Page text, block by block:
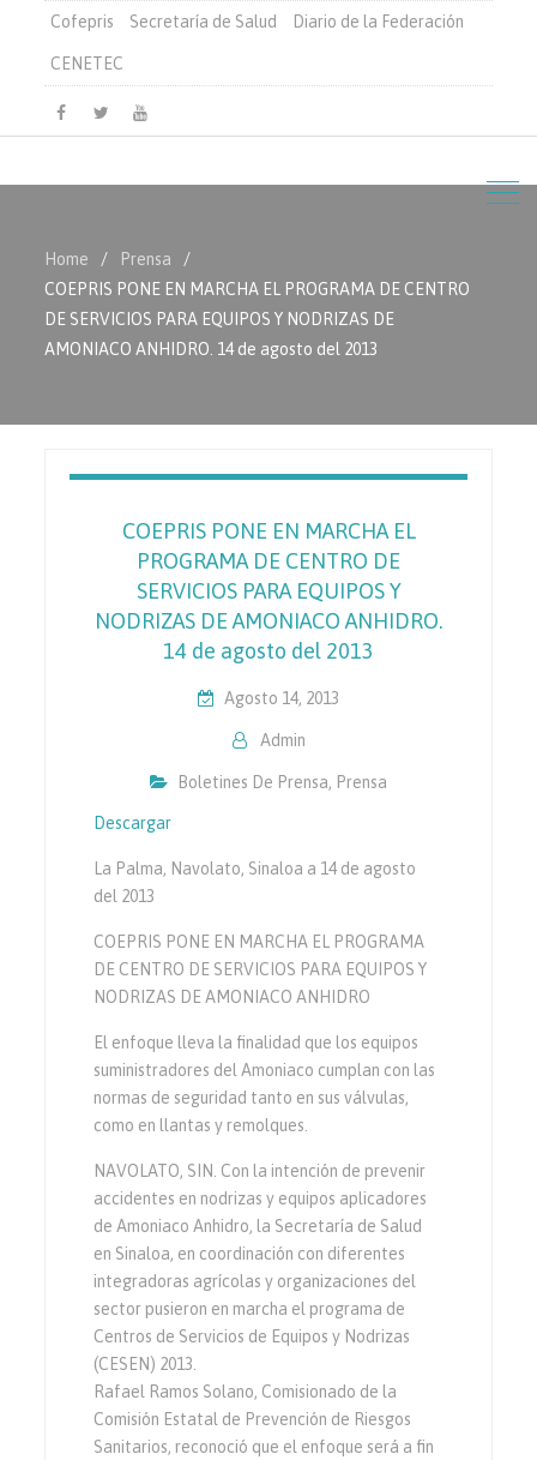
Cofepris Secretaría de Salud Diario de la Federación
CENETEC
Facebook
TwitterYoutube
Home
Prensa
COEPRIS PONE EN MARCHA EL PROGRAMA DE CENTRO
DE SERVICIOS PARA EQUIPOS Y NODRIZAS DE
AMONIACO ANHIDRO. 14 de agosto del 2013
COEPRIS PONE EN MARCHA EL
PROGRAMA DE CENTRO DE
SERVICIOS PARA EQUIPOS Y
NODRIZAS DE AMONIACO ANHIDRO.
14 de agosto del 2013
Agosto 14, 2013
Admin
Boletines De Prensa, Prensa
Descargar
La Palma, Navolato, Sinaloa a 14 de agosto
del 2013
COEPRIS PONE EN MARCHA EL PROGRAMA
DE CENTRO DE SERVICIOS PARA EQUIPOS Y
NODRIZAS DE AMONIACO ANHIDRO
El enfoque lleva la finalidad que los equipos
suministradores del Amoniaco cumplan con las
normas de seguridad tanto en sus válvulas,
como en llantas y remolques.
NAVOLATO, SIN. Con la intención de prevenir
accidentes en nodrizas y equipos aplicadores
de Amoniaco Anhidro, la Secretaría de Salud
en Sinaloa, en coordinación con diferentes
integradoras agrícolas y organizaciones del
sector pusieron en marcha el programa de
Centros de Servicios de Equipos y Nodrizas
(CESEN) 2013.
Rafael Ramos Solano, Comisionado de la
Comisión Estatal de Prevención de Riesgos
Sanitarios, reconoció que el enfoque será a fin